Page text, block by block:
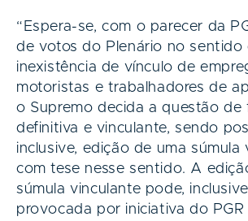
“Espera-se, com o parecer da
de votos do Plenário no sentido
inexistência de vínculo de
motoristas e trabalhadores de
o Supremo decida a questão de
definitiva e vinculante, sendo
inclusive, edição de uma súmula
com tese nesse sentido. A
súmula vinculante pode,
provocada por iniciativa do PGR